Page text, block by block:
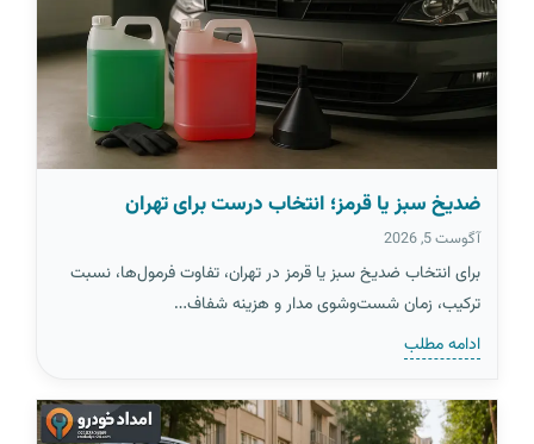
ضدیخ سبز یا قرمز؛ انتخاب درست برای تهران
آگوست 5, 2026
برای انتخاب ضدیخ سبز یا قرمز در تهران، تفاوت فرمول‌ها، نسبت
ترکیب، زمان شست‌وشوی مدار و هزینه شفاف…
ادامه مطلب